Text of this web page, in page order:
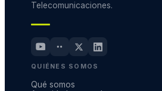
Telecomunicaciones.
QUIÉNES SOMOS
Qué somos